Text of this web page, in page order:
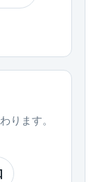
ります。